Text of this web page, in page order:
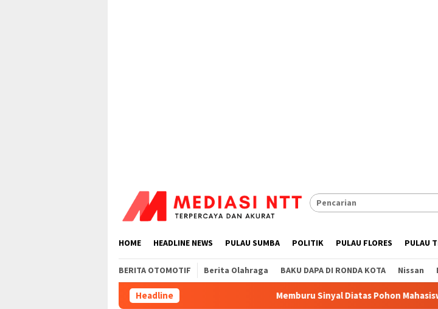
HOME HEADLINE NEWS PULAU SUMBA POLITIK PULAU FLORES PULAU
BERITA OTOMOTIF Berita Olahraga BAKU DAPA DI RONDA KOTA Nissan
Headline Memburu Sinyal Diatas Pohon Mahasiswa Asal